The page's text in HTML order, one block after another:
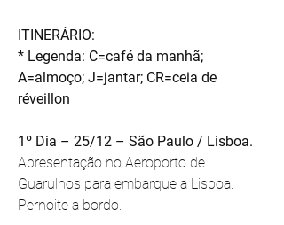
ITINERÁRIO:
* Legenda: C=café da manhã;
A=almoço; J=jantar; CR=ceia de
réveillon
1º Dia – 25/12 – São Paulo / Lisboa.
Apresentação no Aeroporto de
Guarulhos para embarque a Lisboa.
Pernoite a bordo.